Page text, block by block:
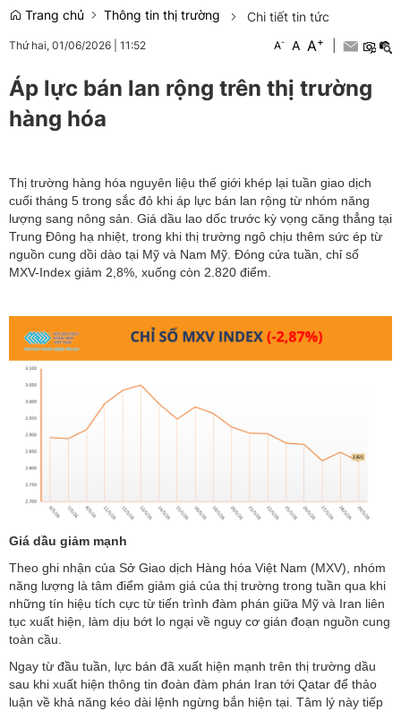
Trang chủ Thông tin thị trường Chi tiết tin tức
Thứ hai, 01/06/2026 11:52 A- A A+
Áp lực bán lan rộng trên thị trường
hàng hóa
Thị trường hàng hóa nguyên liệu thế giới khép lại tuần giao dịch
cuối tháng 5 trong sắc đỏ khi áp lực bán lan rộng từ nhóm năng
lượng sang nông sản. Giá dầu lao dốc trước kỳ vọng căng thẳng tại
Trung Đông hạ nhiệt, trong khi thị trường ngô chịu thêm sức ép từ
nguồn cung dồi dào tại Mỹ và Nam Mỹ. Đóng cửa tuần, chỉ số
MXV-Index giảm 2,8%, xuống còn 2.820 điểm.
Giá dầu giảm mạnh
Theo ghi nhận của Sở Giao dịch Hàng hóa Việt Nam (MXV), nhóm
năng lượng là tâm điểm giảm giá của thị trường trong tuần qua khi
những tín hiệu tích cực từ tiến trình đàm phán giữa Mỹ và Iran liên
tục xuất hiện, làm dịu bớt lo ngại về nguy cơ gián đoạn nguồn cung
toàn cầu.
Ngay từ đầu tuần, lực bán đã xuất hiện mạnh trên thị trường dầu
sau khi xuất hiện thông tin đoàn đàm phán Iran tới Qatar để thảo
luận về khả năng kéo dài lệnh ngừng bắn hiện tại. Tâm lý này tiếp